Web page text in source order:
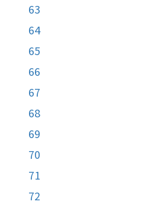
63
64
65
66
67
68
69
70
71
72